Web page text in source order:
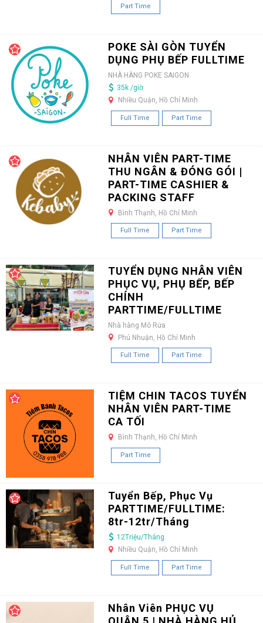
Part Time
POKE SÀI GÒN TUYỂN
DỤNG PHỤ BẾP FULLTIME
NHÀ HÀNG POKE SAIGON
35k /giờ
Nhiều Quận, Hồ Chí Minh
Full Time Part Time
NHÂN VIÊN PART-TIME
THU NGÂN & ĐÓNG GÓI |
PART-TIME CASHIER &
PACKING STAFF
Bình Thạnh, Hồ Chí Minh
Full Time Part Time
TUYỂN DỤNG NHÂN VIÊN
PHỤC VỤ, PHỤ BẾP, BẾP
CHÍNH
PARTTIME/FULLTIME
Nhà hàng Mô Rứa
Phú Nhuận, Hồ Chí Minh
Full Time Part Time
TIỆM CHIN TACOS TUYỂN
NHÂN VIÊN PART-TIME
CA TỐI
Bình Thạnh, Hồ Chí Minh
Part Time
Tuyển Bếp, Phục Vụ
PARTTIME/FULLTIME:
8tr-12tr/Tháng
12Triệu/Tháng
Nhiều Quận, Hồ Chí Minh
Full Time Part Time
Nhân Viên PHỤC VỤ